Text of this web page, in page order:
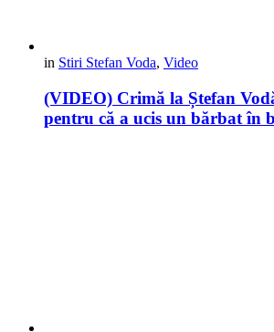
in Stiri Stefan Voda, Video
(VIDEO) Crimă la Ștefan
pentru că a ucis un bărbat în